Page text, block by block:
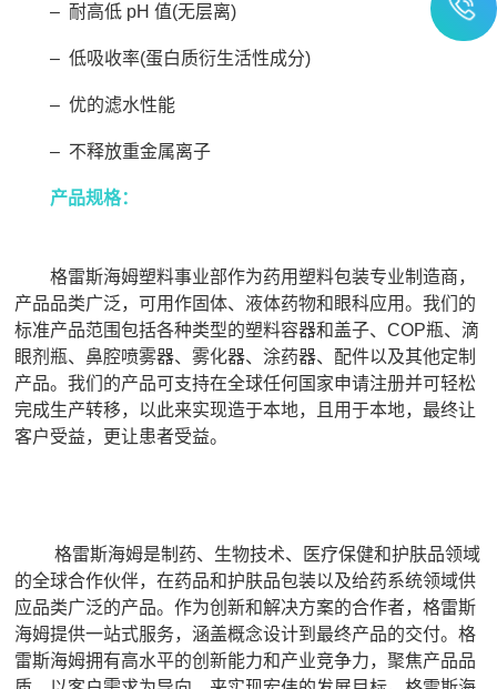
– 耐高低 pH 值(无层离)
– 低吸收率(蛋白质衍生活性成分)
– 优的滤水性能
– 不释放重金属离子
产品规格：
格雷斯海姆塑料事业部作为药用塑料包装专业制造商，
产品品类广泛，可用作固体、液体药物和眼科应用。我们的
标准产品范围包括各种类型的塑料容器和盖子、COP瓶、滴
眼剂瓶、鼻腔喷雾器、雾化器、涂药器、配件以及其他定制
产品。我们的产品可支持在全球任何国家申请注册并可轻松
完成生产转移，以此来实现造于本地，且用于本地，最终让
客户受益，更让患者受益。
格雷斯海姆是制药、生物技术、医疗保健和护肤品领域
的全球合作伙伴，在药品和护肤品包装以及给药系统领域供
应品类广泛的产品。作为创新和解决方案的合作者，格雷斯
海姆提供一站式服务，涵盖概念设计到最终产品的交付。格
雷斯海姆拥有高水平的创新能力和产业竞争力，聚焦产品品